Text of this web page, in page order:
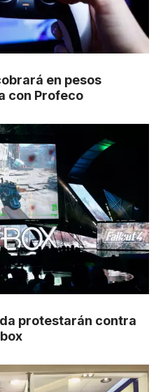
en pesos
con Profeco
protestarán contra